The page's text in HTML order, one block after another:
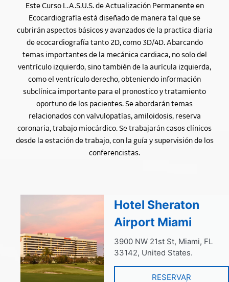
Este Curso L.A.S.U.S. de Actualización Permanente en
Ecocardiografía está diseñado de manera tal que se
cubrirán aspectos básicos y avanzados de la practica diaria
de ecocardiografía tanto 2D, como 3D/4D. Abarcando
temas importantes de la mecánica cardiaca, no solo del
ventrículo izquierdo, sino también de la aurícula izquierda,
como el ventrículo derecho, obteniendo información
subclínica importante para el pronostico y tratamiento
oportuno de los pacientes. Se abordarán temas
relacionados con valvulopatías, amiloidosis, reserva
coronaria, trabajo miocárdico. Se trabajarán casos clínicos
desde la estación de trabajo, con la guía y supervisión de los
conferencistas.
Hotel Sheraton
Airport Miami
3900 NW 21st St, Miami, FL
33142, United States.
RESERVAR